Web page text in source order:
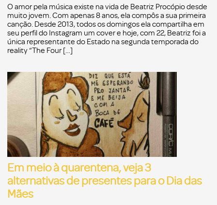
O amor pela música existe na vida de Beatriz Procópio desde
muito jovem. Com apenas 8 anos, ela compôs a sua primeira
canção. Desde 2013, todos os domingos ela compartilha em
seu perfil do Instagram um cover e hoje, com 22, Beatriz foi a
única representante do Estado na segunda temporada do
reality “The Four […]
Em meio à quarentena, veja 3
alternativas de presentes para o Dia das
Mães